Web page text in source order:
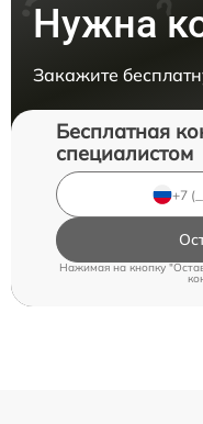
Нужна
Закажите
Бесплатная
специалистом
Нажимая на кнопку